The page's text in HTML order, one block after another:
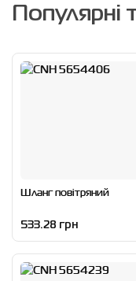
Популярні
Шланг повітряний
533.28 грн